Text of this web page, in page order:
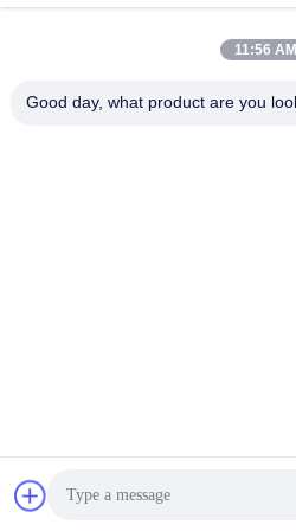
Shenzhen Tunsing
© 2018-2026 Shenzhen Tunsing
Διατηρούνται όλα τα
11:56 AM
Good day, what product are you